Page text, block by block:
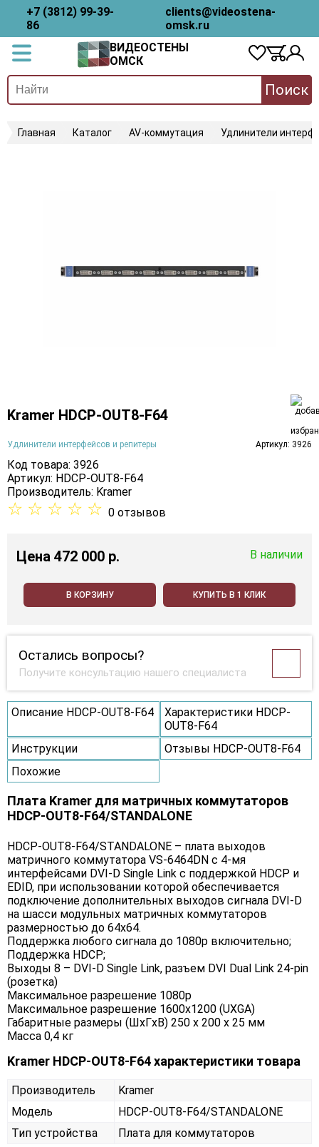
+7 (3812) 99-39-
86
clients@videostena-
omsk.ru
ВИДЕОСТЕНЫ
ОМСК
Поиск
Главная Каталог AV-коммутация Удлинители
Kramer HDCP-OUT8-F64
Удлинители интерфейсов и репитеры Артикул: 3926
Код товара: 3926
Артикул: HDCP-OUT8-F64
Производитель: Kramer
☆ ☆ ☆ ☆ ☆ 0 отзывов
Цена 472 000 p. В наличии
В КОРЗИНУ КУПИТЬ В 1 КЛИК
Остались вопросы?
Получите консультацию нашего специалиста
Описание HDCP-OUT8-F64
Характеристики HDCP-
OUT8-F64
Инструкции
Отзывы HDCP-OUT8-F64
Похожие
Плата Kramer для матричных коммутаторов
HDCP-OUT8-F64/STANDALONE
HDCP-OUT8-F64/STANDALONE – плата выходов
матричного коммутатора VS-6464DN с 4-мя
интерфейсами DVI-D Single Link c поддержкой HDCP и
EDID, при использовании которой обеспечивается
подключение дополнительных выходов сигнала DVI-D
на шасси модульных матричных коммутаторов
размерностью до 64х64.
Поддержка любого сигнала до 1080p включительно;
Поддержка HDCP;
Выходы 8 – DVI-D Single Link, разъем DVI Dual Link 24-pin
(розетка)
Максимальное разрешение 1080p
Максимальное разрешение 1600x1200 (UXGA)
Габаритные размеры (ШxГxВ) 250 x 200 x 25 мм
Масса 0,4 кг
Kramer HDCP-OUT8-F64 характеристики товара
Производитель
Kramer
Модель
HDCP-OUT8-F64/STANDALONE
Тип устройства
Плата для коммутаторов